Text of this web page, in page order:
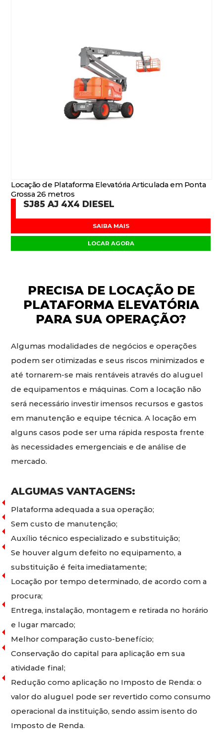
Locação de Plataforma Elevatória Articulada em Ponta
Grossa 26 metros
SJ85 AJ 4X4 DIESEL
SAIBA MAIS
LOCAR AGORA
PRECISA DE LOCAÇÃO DE
PLATAFORMA ELEVATÓRIA
PARA SUA OPERAÇÃO?
Algumas modalidades de negócios e operações
podem ser otimizadas e seus riscos minimizados e
até tornarem-se mais rentáveis através do aluguel
de equipamentos e máquinas. Com a locação não
será necessário investir imensos recursos e gastos
em manutenção e equipe técnica. A locação em
alguns casos pode ser uma rápida resposta frente
às necessidades emergenciais e de análise de
mercado.
ALGUMAS VANTAGENS:
Plataforma adequada a sua operação;
Sem custo de manutenção;
Auxílio técnico especializado e substituição;
Se houver algum defeito no equipamento, a
substituição é feita imediatamente;
Locação por tempo determinado, de acordo com a
procura;
Entrega, instalação, montagem e retirada no horário
e lugar marcado;
Melhor comparação custo-benefício;
Conservação do capital para aplicação em sua
atividade final;
Redução como aplicação no Imposto de Renda: o
valor do aluguel pode ser revertido como consumo
operacional da instituição, sendo assim isento do
Imposto de Renda.